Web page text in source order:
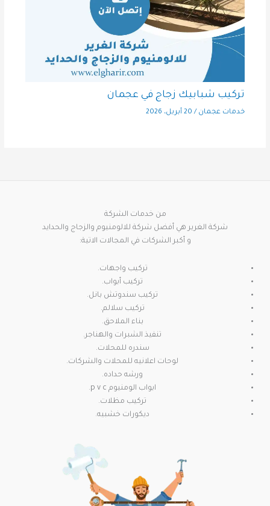
تركيب شبابيك زجاج في عجمان
خدمات عجمان / 20 أبريل، 2026
من خدمات الشركة
شركة الغرير هي أفضل شركة للالومنيوم والزجاج والحدايد
و أكبر الشركات في المجالات الاتية:
تركيب واجهات.
تركيب أبواب.
تركيب سندوتش بانل.
تركيب سلالم.
بناء الملاحق.
تنفيذ الشبرات والهناجر.
سندره للمحلات.
لوحات اعلانيه للمحلات والشركات.
ورشه حداده.
ابواب الومنيوم p v c.
تركيب مظلات.
ديكورات خشبيه.